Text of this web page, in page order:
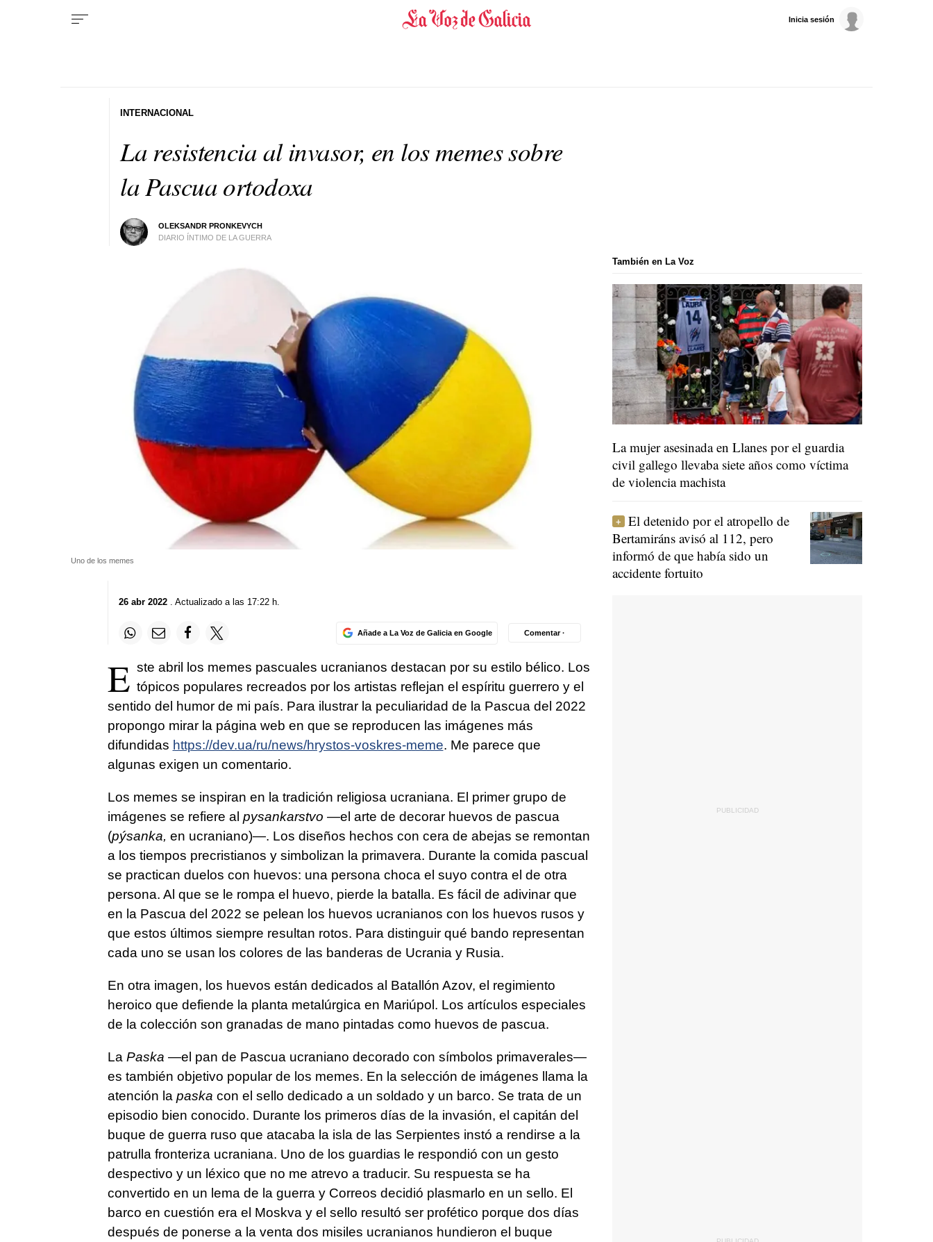
Inicia sesión
La resistencia al invasor, en los memes sobre
la Pascua ortodoxa
OLEKSANDR PRONKEVYCH
DIARIO ÍNTIMO DE LA GUERRA
INTERNACIONAL
Uno de los memes
26 abr 2022. Actualizado a las 17:22 h.
Añade a La Voz de Galicia en Google Comentar ·
E ste abril los memes pascuales ucranianos destacan por su estilo bélico. Los
tópicos populares recreados por los artistas reflejan el espíritu guerrero y el
sentido del humor de mi país. Para ilustrar la peculiaridad de la Pascua del 2022
propongo mirar la página web en que se reproducen las imágenes más
difundidas https://dev.ua/ru/news/hrystos-voskres-meme. Me parece que
algunas exigen un comentario.
Los memes se inspiran en la tradición religiosa ucraniana. El primer grupo de
imágenes se refiere al pysankarstvo —el arte de decorar huevos de pascua
(pýsanka, en ucraniano)—. Los diseños hechos con cera de abejas se remontan
a los tiempos precristianos y simbolizan la primavera. Durante la comida pascual
se practican duelos con huevos: una persona choca el suyo contra el de otra
persona. Al que se le rompa el huevo, pierde la batalla. Es fácil de adivinar que
en la Pascua del 2022 se pelean los huevos ucranianos con los huevos rusos y
que estos últimos siempre resultan rotos. Para distinguir qué bando representan
cada uno se usan los colores de las banderas de Ucrania y Rusia.
En otra imagen, los huevos están dedicados al Batallón Azov, el regimiento
heroico que defiende la planta metalúrgica en Mariúpol. Los artículos especiales
de la colección son granadas de mano pintadas como huevos de pascua.
La Paska —el pan de Pascua ucraniano decorado con símbolos primaverales—
es también objetivo popular de los memes. En la selección de imágenes llama la
atención la paska con el sello dedicado a un soldado y un barco. Se trata de un
episodio bien conocido. Durante los primeros días de la invasión, el capitán del
buque de guerra ruso que atacaba la isla de las Serpientes instó a rendirse a la
patrulla fronteriza ucraniana. Uno de los guardias le respondió con un gesto
despectivo y un léxico que no me atrevo a traducir. Su respuesta se ha
convertido en un lema de la guerra y Correos decidió plasmarlo en un sello. El
barco en cuestión era el Moskva y el sello resultó ser profético porque dos días
después de ponerse a la venta dos misiles ucranianos hundieron el buque
También en La Voz
La mujer asesinada en Llanes por el guardia
civil gallego llevaba siete años como víctima
de violencia machista
El detenido por el atropello de
Bertamiráns avisó al 112, pero
informó de que había sido un
accidente fortuito